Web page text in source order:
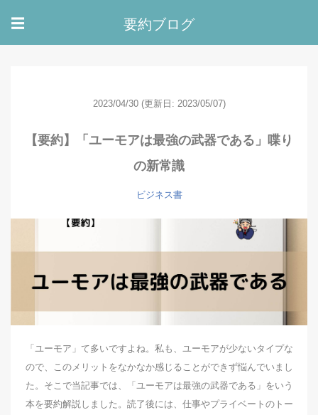
☰ 要約ブログ
2023/04/30 (更新日: 2023/05/07)
【要約】「ユーモアは最強の武器である」喋り
の新常識
ビジネス書
「ユーモア」て多いですよね。私も、ユーモアが少ないタイプな
ので、このメリットをなかなか感じることができず悩んでいまし
た。そこで当記事では、「ユーモアは最強の武器である」をいう
本を要約解説しました。読了後には、仕事やプライベートのトー